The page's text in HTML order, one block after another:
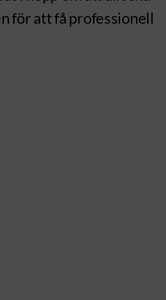
för att få professionell